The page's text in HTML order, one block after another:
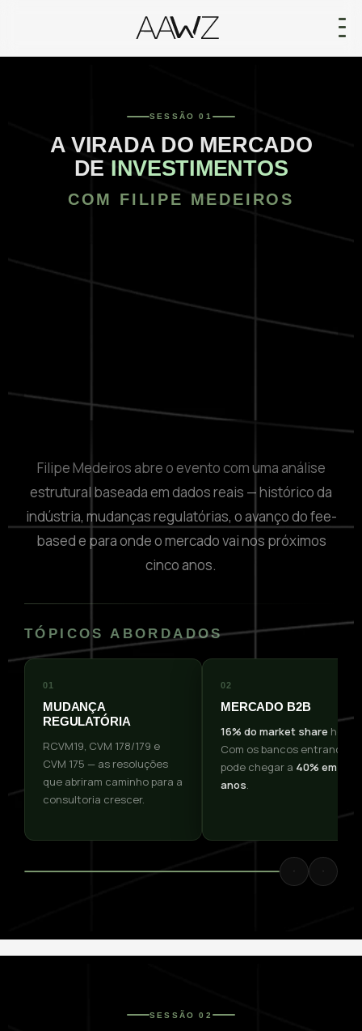
SESSÃO 01
A VIRADA DO MERCADO
DE INVESTIMENTOS
COM FILIPE MEDEIROS
Filipe Medeiros abre o evento com uma análise
estrutural baseada em dados reais — histórico da
indústria, mudanças regulatórias, o avanço do fee-
based e para onde o mercado vai nos próximos
cinco anos.
TÓPICOS ABORDADOS
01
MUDANÇA
REGULATÓRIA
RCVM19, CVM 178/179 e
CVM 175 — as resoluções
que abriram caminho para a
consultoria crescer.
02
MERCADO B2B
16% do market share hoje.
Com os bancos entrando,
pode chegar a 40% em 10
anos.
SESSÃO 02